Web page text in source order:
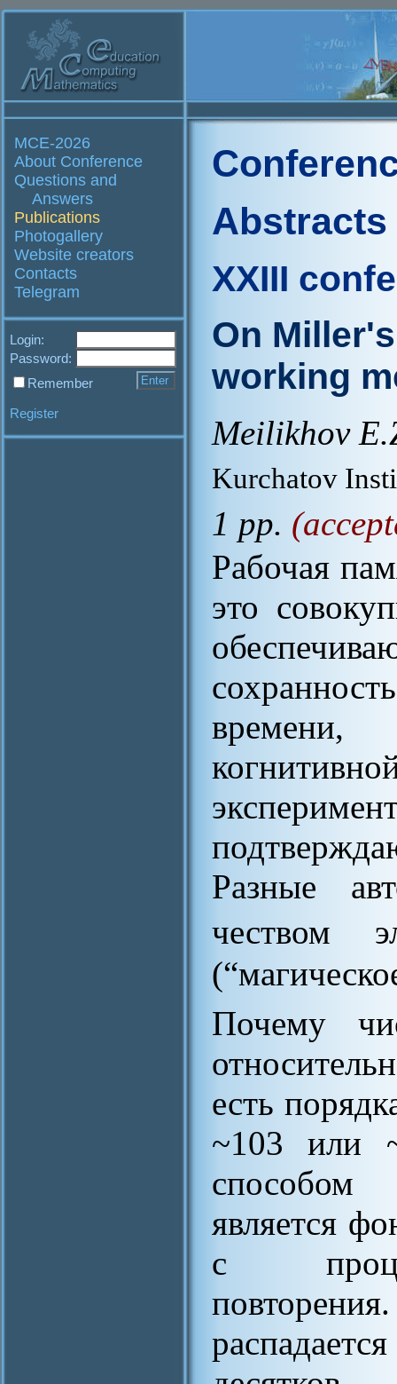
MCE-2026
About Conference
Questions and
Answers
Publications
Photogallery
Website creators
Contacts
Telegram
Login:
Password:
Remember
Register
Abstracts
XXIII
On
working
Meilikhov
Kurchatov
1 pp.
Рабочая
это
Разные
чеством
Почему
есть
~103 или
является
с